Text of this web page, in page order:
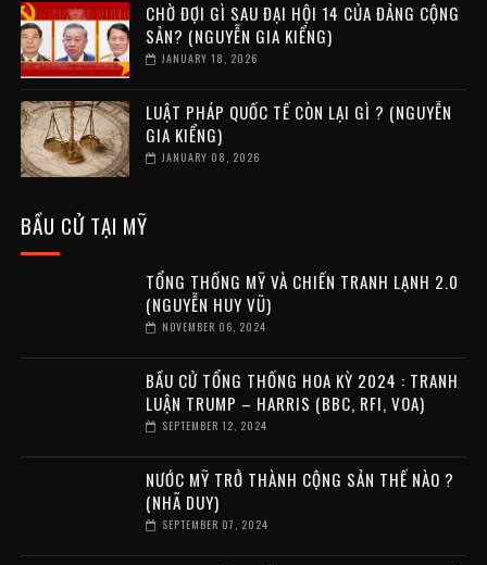
CHỜ ĐỢI GÌ SAU ĐẠI HỘI 14 CỦA ĐẢNG CỘNG
SẢN? (NGUYỄN GIA KIỂNG)
JANUARY 18, 2026
LUẬT PHÁP QUỐC TẾ CÒN LẠI GÌ ? (NGUYỄN
GIA KIỂNG)
JANUARY 08, 2026
BẦU CỬ TẠI MỸ
TỔNG THỐNG MỸ VÀ CHIẾN TRANH LẠNH 2.0
(NGUYỄN HUY VŨ)
NOVEMBER 06, 2024
BẦU CỬ TỔNG THỐNG HOA KỲ 2024 : TRANH
LUẬN TRUMP – HARRIS (BBC, RFI, VOA)
SEPTEMBER 12, 2024
NƯỚC MỸ TRỞ THÀNH CỘNG SẢN THẾ NÀO ?
(NHÃ DUY)
SEPTEMBER 07, 2024